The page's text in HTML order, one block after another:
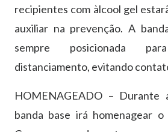
recipientes com àlcool gel
auxiliar na prevenção. A
sempre posicionada
distanciamento, evitando
HOMENAGEADO – Durante
banda base irá homenagear